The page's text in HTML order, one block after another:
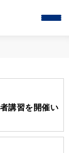
講習を開催い